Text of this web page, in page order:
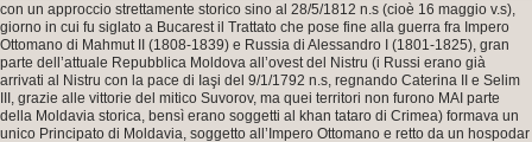
con un approccio strettamente storico sino al 28/5/1812 n.s (cioè 16 maggio v.s),
giorno in cui fu siglato a Bucarest il Trattato che pose fine alla guerra fra Impero
Ottomano di Mahmut II (1808-1839) e Russia di Alessandro I (1801-1825), gran
parte dell’attuale Repubblica Moldova all’ovest del Nistru (i Russi erano già
arrivati al Nistru con la pace di Iaşi del 9/1/1792 n.s, regnando Caterina II e Selim
III, grazie alle vittorie del mitico Suvorov, ma quei territori non furono MAI parte
della Moldavia storica, bensì erano soggetti al khan tataro di Crimea) formava un
unico Principato di Moldavia, soggetto all’Impero Ottomano e retto da un hospodar